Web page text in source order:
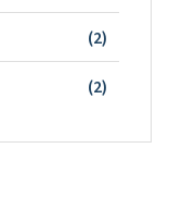
(2)
(2)